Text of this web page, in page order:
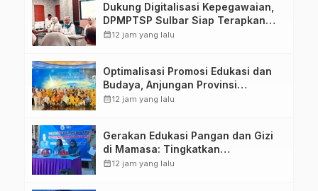
Dukung Digitalisasi Kepegawaian,
DPMPTSP Sulbar Siap Terapkan
Aplikasi FLEKSI ASN
calendar_month12 jam yang lalu
Optimalisasi Promosi Edukasi dan
Budaya, Anjungan Provinsi
Sulawesi Barat Perkuat Kolaborasi
calendar_month12 jam yang lalu
Gerakan Edukasi Pangan dan Gizi
di Mamasa: Tingkatkan
Pengetahuan dan Keterampilan
calendar_month12 jam yang lalu